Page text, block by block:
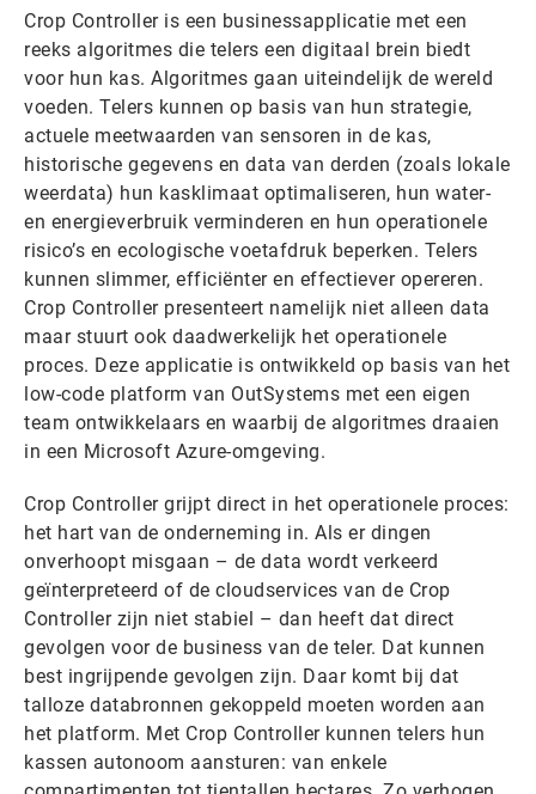
Crop Controller is een businessapplicatie met een
reeks algoritmes die telers een digitaal brein biedt
voor hun kas. Algoritmes gaan uiteindelijk de wereld
voeden. Telers kunnen op basis van hun strategie,
actuele meetwaarden van sensoren in de kas,
historische gegevens en data van derden (zoals lokale
weerdata) hun kasklimaat optimaliseren, hun water-
en energieverbruik verminderen en hun operationele
risico’s en ecologische voetafdruk beperken. Telers
kunnen slimmer, efficiënter en effectiever opereren.
Crop Controller presenteert namelijk niet alleen data
maar stuurt ook daadwerkelijk het operationele
proces. Deze applicatie is ontwikkeld op basis van het
low-code platform van OutSystems met een eigen
team ontwikkelaars en waarbij de algoritmes draaien
in een Microsoft Azure-omgeving.
Crop Controller grijpt direct in het operationele proces:
het hart van de onderneming in. Als er dingen
onverhoopt misgaan – de data wordt verkeerd
geïnterpreteerd of de cloudservices van de Crop
Controller zijn niet stabiel – dan heeft dat direct
gevolgen voor de business van de teler. Dat kunnen
best ingrijpende gevolgen zijn. Daar komt bij dat
talloze databronnen gekoppeld moeten worden aan
het platform. Met Crop Controller kunnen telers hun
kassen autonoom aansturen: van enkele